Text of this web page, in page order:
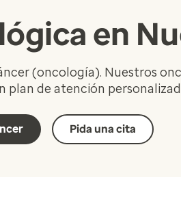
en
(oncología). Nuestros
de atención
Pida una cita